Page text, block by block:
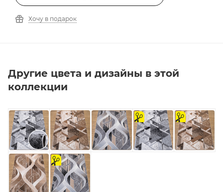
Хочу в подарок
Другие цвета и дизайны в этой
коллекции
на
отрез
на
отрез
на
отрез